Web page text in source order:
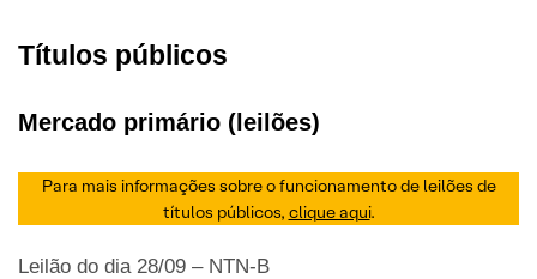
Títulos públicos
Mercado primário (leilões)
Para mais informações sobre o funcionamento de leilões de
títulos públicos, clique aqui.
Leilão do dia 28/09 – NTN-B